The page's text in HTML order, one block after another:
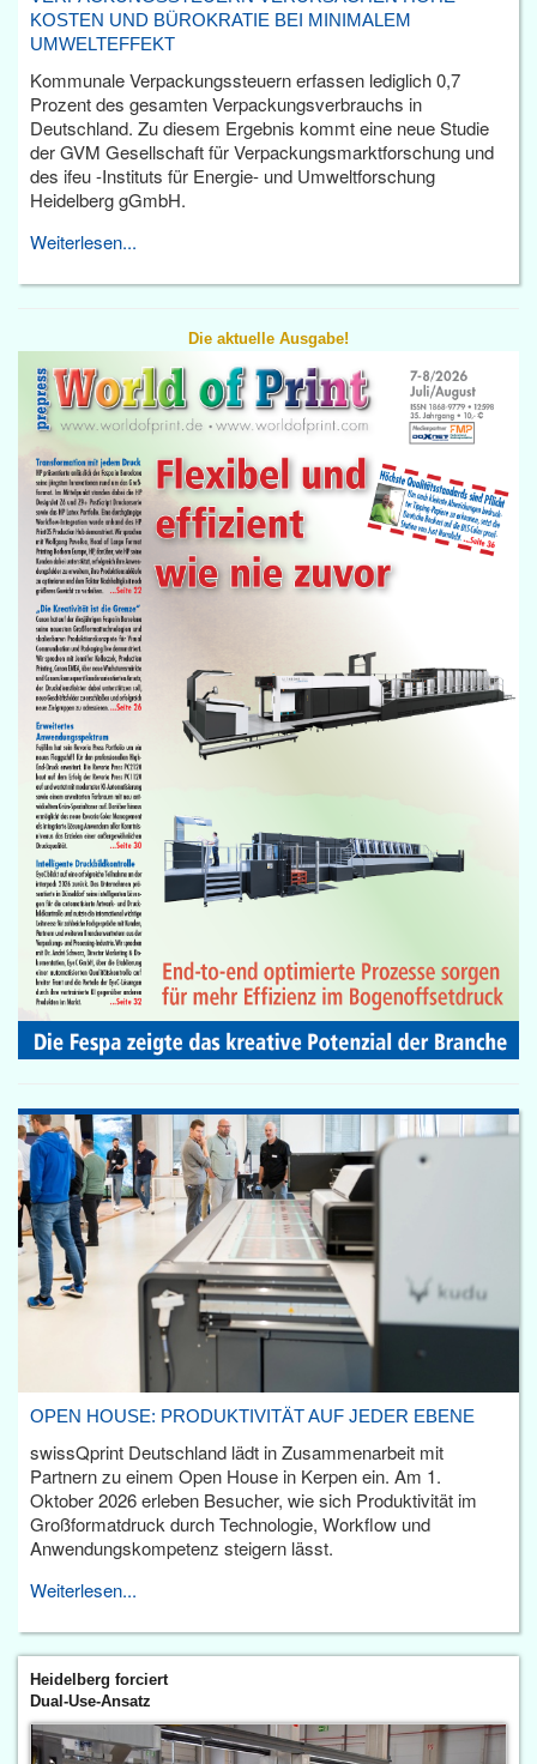
KOSTEN UND BÜROKRATIE BEI MINIMALEM
UMWELTEFFEKT
Kommunale Verpackungssteuern erfassen lediglich 0,7
Prozent des gesamten Verpackungsverbrauchs in
Deutschland. Zu diesem Ergebnis kommt eine neue Studie
der GVM Gesellschaft für Verpackungsmarktforschung und
des ifeu -Instituts für Energie- und Umweltforschung
Heidelberg gGmbH.
Weiterlesen...
Die aktuelle Ausgabe!
OPEN HOUSE: PRODUKTIVITÄT AUF JEDER EBENE
swissQprint Deutschland lädt in Zusammenarbeit mit
Partnern zu einem Open House in Kerpen ein. Am 1.
Oktober 2026 erleben Besucher, wie sich Produktivität im
Großformatdruck durch Technologie, Workflow und
Anwendungskompetenz steigern lässt.
Weiterlesen...
Heidelberg forciert
Dual-Use-Ansatz